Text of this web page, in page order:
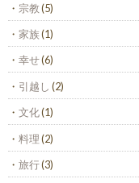
宗教(5)
家族(1)
幸せ(6)
引越し (2)
文化(1)
料理(2)
旅行(3)